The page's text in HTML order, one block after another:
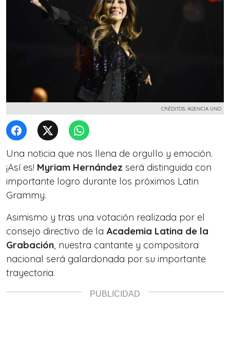
CRÉDITOS: AGENCIA UNO
Una noticia que nos llena de orgullo y emoción.
¡Así es! Myriam Hernández será distinguida con
importante logro durante los próximos Latin
Grammy.
Asimismo y tras una votación realizada por el
consejo directivo de la Academia Latina de la
Grabación, nuestra cantante y compositora
nacional será galardonada por su importante
trayectoria.